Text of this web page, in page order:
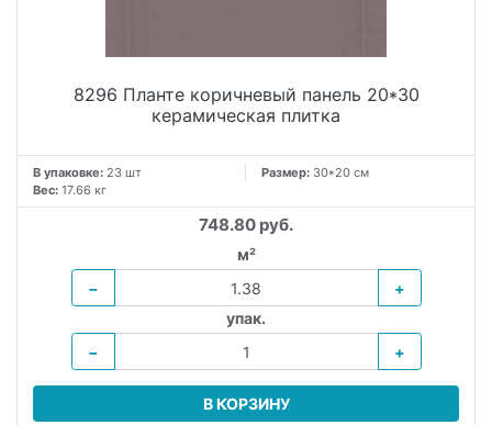
8296 Планте коричневый панель 20*30
керамическая плитка
В упаковке: 23 шт Размер: 30*20 см
Вес: 17.66 кг
748.80 руб.
м²
−
+
упак.
−
+
В КОРЗИНУ